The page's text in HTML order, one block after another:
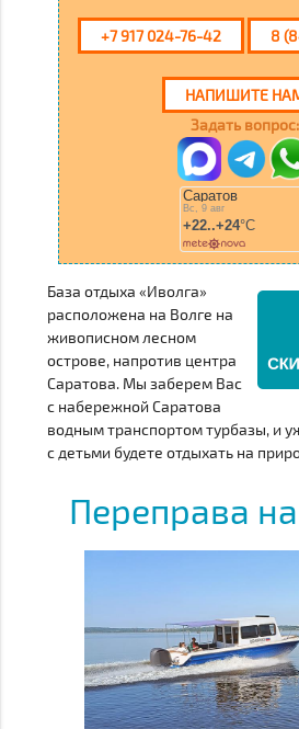
+7 917 024-76-42 8
НАПИШИТЕ
Задать вопрос:
База отдыха «Иволга»
расположена на Волге на
живописном лесном
острове, напротив центра
Саратова. Мы заберем Вас
с набережной Саратова
водным транспортом турбазы, и
с детьми будете отдыхать на
Переправа